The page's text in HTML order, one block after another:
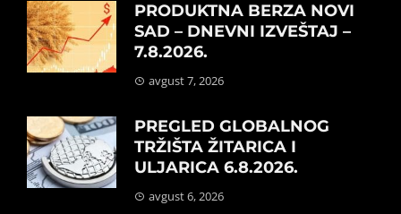
PRODUKTNA BERZA NOVI
SAD – DNEVNI IZVEŠTAJ –
7.8.2026.
avgust 7, 2026
PREGLED GLOBALNOG
TRŽIŠTA ŽITARICA I
ULJARICA 6.8.2026.
avgust 6, 2026